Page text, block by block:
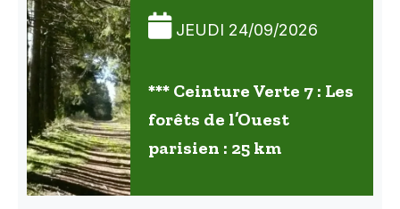
JEUDI 24/09/2026
*** Ceinture Verte 7 : Les
forêts de l’Ouest
parisien : 25 km